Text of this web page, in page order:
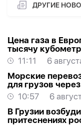
ДРУГИЕ
Цена газа в
тысячу
11:11
6
Морские
для грузов
10:57
6
В Грузии
притеснениях